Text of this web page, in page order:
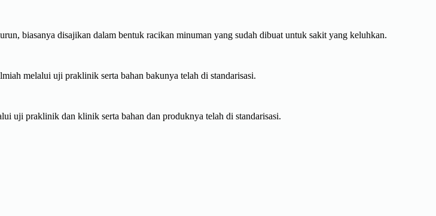
biasanya disajikan dalam bentuk racikan minuman yang sudah dibuat untuk sakit yang keluhkan.
melalui uji praklinik serta bahan bakunya telah di standarisasi.
uji praklinik dan klinik serta bahan dan produknya telah di standarisasi.